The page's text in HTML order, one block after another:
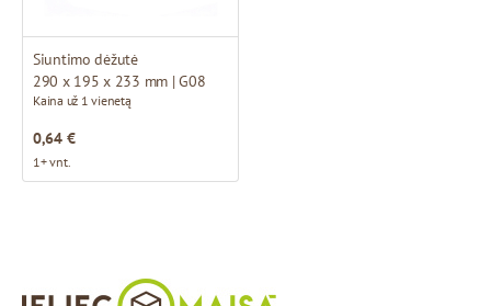
Siuntimo dėžutė
290 x 195 x 233 mm | G08
Kaina už 1 vienetą
0,64 €
1+ vnt.